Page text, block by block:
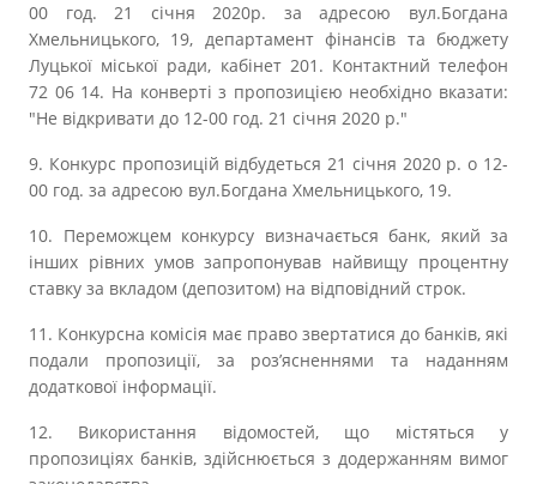
00 год. 21 січня 2020р. за адресою вул.Богдана
Хмельницького, 19, департамент фінансів та бюджету
Луцької міської ради, кабінет 201. Контактний телефон
72 06 14. На конверті з пропозицією необхідно вказати:
"Не відкривати до 12-00 год. 21 січня 2020 р."
9. Конкурс пропозицій відбудеться 21 січня 2020 р. о 12-
00 год. за адресою вул.Богдана Хмельницького, 19.
10. Переможцем конкурсу визначається банк, який за
інших рівних умов запропонував найвищу процентну
ставку за вкладом (депозитом) на відповідний строк.
11. Конкурсна комісія має право звертатися до банків, які
подали пропозиції, за роз’ясненнями та наданням
додаткової інформації.
12. Використання відомостей, що містяться у
пропозиціях банків, здійснюється з додержанням вимог